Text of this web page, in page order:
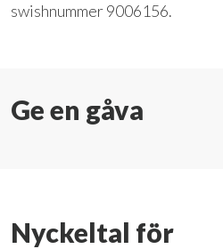
swishnummer 9006156.
Ge en gåva
Nyckeltal för